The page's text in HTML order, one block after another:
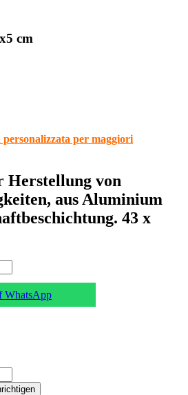
cm
per maggiori
Herstellung von
aus Aluminium
43 x
WhatsApp